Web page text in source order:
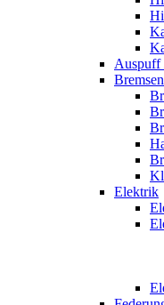
Auspuff
Elektrik